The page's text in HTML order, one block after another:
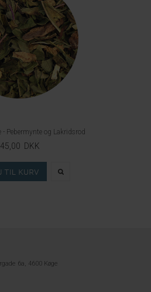
- Pebermynte og Lakridsrod
45,00 DKK
6a, 4600 Køge